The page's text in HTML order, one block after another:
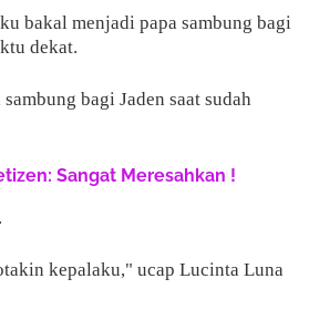
bakal menjadi papa sambung bagi
dekat.
bagi Jaden saat sudah
Sangat Meresahkan !
kepalaku," ucap Lucinta Luna